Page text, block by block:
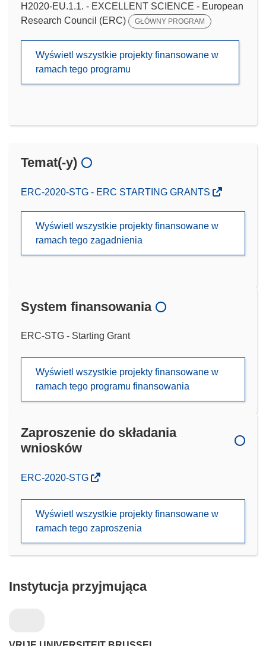
H2020-EU.1.1. - EXCELLENT SCIENCE - European
Research Council (ERC)
GŁÓWNY PROGRAM
Wyświetl wszystkie projekty finansowane w
ramach tego programu
Temat(-y)
ERC-2020-STG - ERC STARTING GRANTS
Wyświetl wszystkie projekty finansowane w
ramach tego zagadnienia
System finansowania
ERC-STG - Starting Grant
Wyświetl wszystkie projekty finansowane w
ramach tego programu finansowania
Zaproszenie do składania
wniosków
(odnośnik
nowym
ERC-2020-STG
Wyświetl wszystkie projekty finansowane w
ramach tego zaproszenia
Instytucja przyjmująca